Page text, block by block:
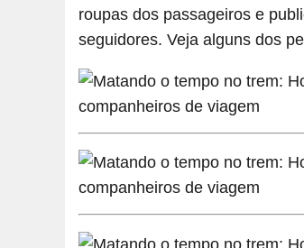
roupas dos passageiros e
seguidores. Veja alguns dos